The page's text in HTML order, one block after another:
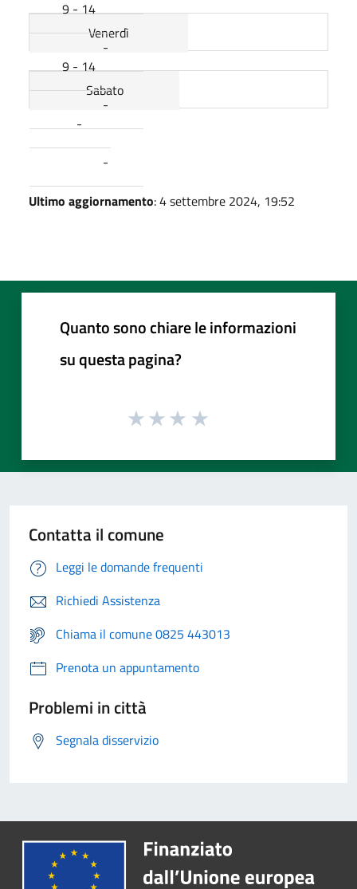
9 - 14
-
Venerdì
9 - 14
-
Sabato
-
-
Ultimo aggiornamento: 4 settembre 2024, 19:52
Quanto sono chiare le informazioni
su questa pagina?
Contatta il comune
Leggi le domande frequenti
Richiedi Assistenza
Chiama il comune 0825 443013
Prenota un appuntamento
Problemi in città
Segnala disservizio